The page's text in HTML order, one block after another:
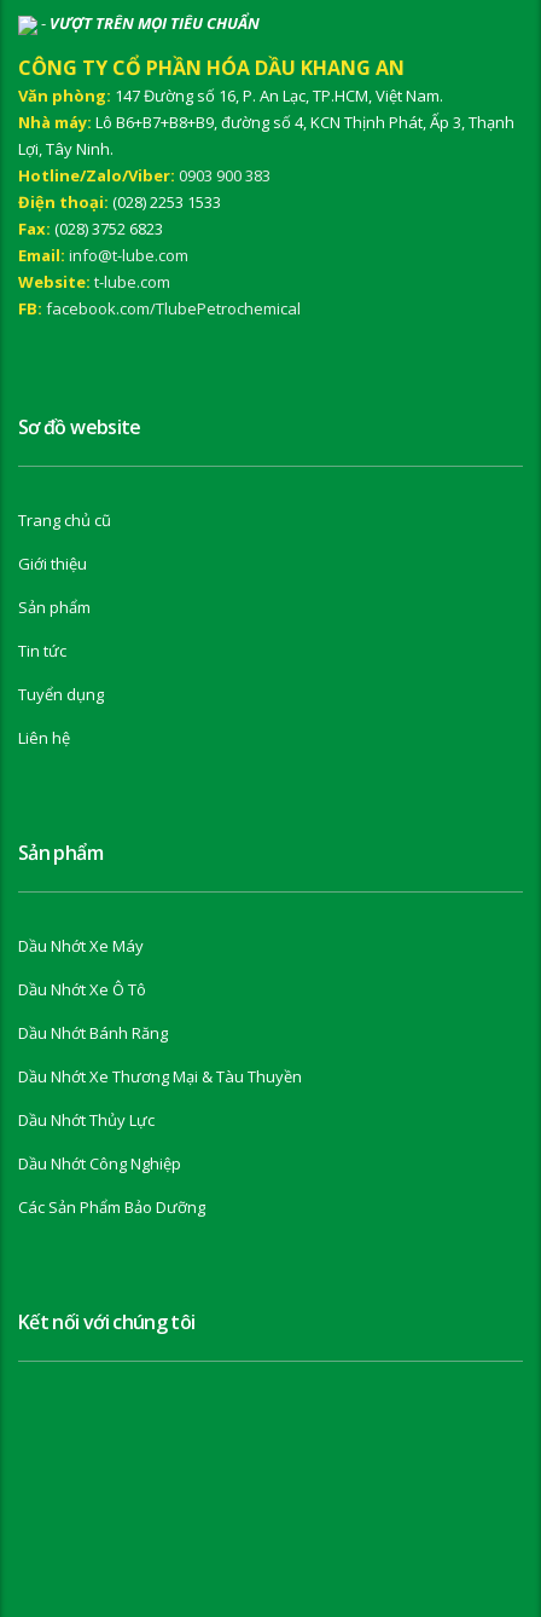
- VƯỢT TRÊN MỌI TIÊU CHUẨN
CÔNG TY CỔ PHẦN HÓA DẦU KHANG AN
Văn phòng: 147 Đường số 16, P. An Lạc, TP.HCM, Việt Nam.
Nhà máy: Lô B6+B7+B8+B9, đường số 4, KCN Thịnh Phát, Ấp 3, Thạnh
Lợi, Tây Ninh.
Hotline/Zalo/Viber: 0903 900 383
Điện thoại: (028) 2253 1533
Fax: (028) 3752 6823
Email: info@t-lube.com
Website: t-lube.com
FB: facebook.com/TlubePetrochemical
Sơ đồ website
Trang chủ cũ
Giới thiệu
Sản phẩm
Tin tức
Tuyển dụng
Liên hệ
Sản phẩm
Dầu Nhớt Xe Máy
Dầu Nhớt Xe Ô Tô
Dầu Nhớt Bánh Răng
Dầu Nhớt Xe Thương Mại & Tàu Thuyền
Dầu Nhớt Thủy Lực
Dầu Nhớt Công Nghiệp
Các Sản Phẩm Bảo Dưỡng
Kết nối với chúng tôi